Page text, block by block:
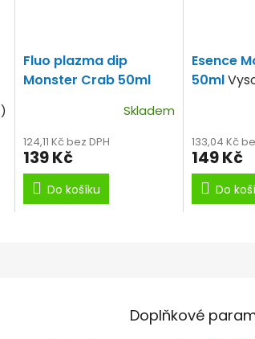
Fluo plazma dip
Monster Crab 50ml
Skladem
124,11 Kč bez DPH
139 Kč
Do košíku
Esence
50ml
133,04 Kč
149 Kč
Do
Doplňkové